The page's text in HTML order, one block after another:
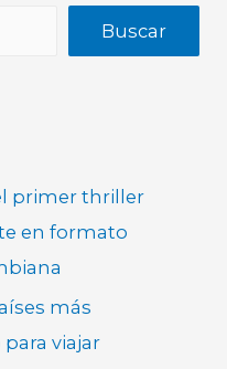
Buscar
primer thriller
en formato
más
viajar